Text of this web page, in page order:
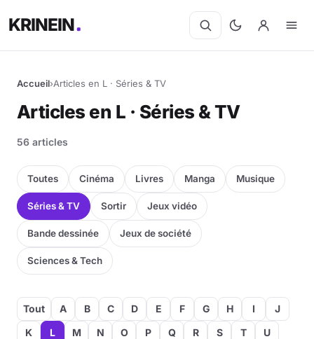
KRINEIN
Accueil›Articles en L · Séries & TV
Articles en L · Séries & TV
56 articles
Toutes Cinéma Livres Manga Musique
Séries & TV Sortir Jeux vidéo
Bande dessinée Jeux de société
Sciences & Tech
Tout A B C D E F G H I
J
K
L M N O P Q R S T
U